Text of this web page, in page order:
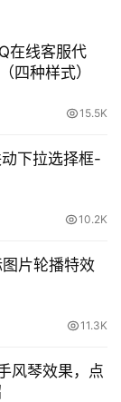
在线客服代
四种样式）
15.5K
下拉选择框-
10.2K
片轮播特效
11.3K
风琴效果，点